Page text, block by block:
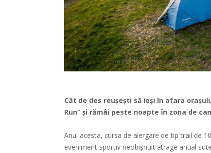
Cât de des reușești să ieși în afara
Run” și rămâi peste noapte în zona de
Anul acesta, cursa de alergare de tip trail de
eveniment sportiv neobișnuit atrage anual